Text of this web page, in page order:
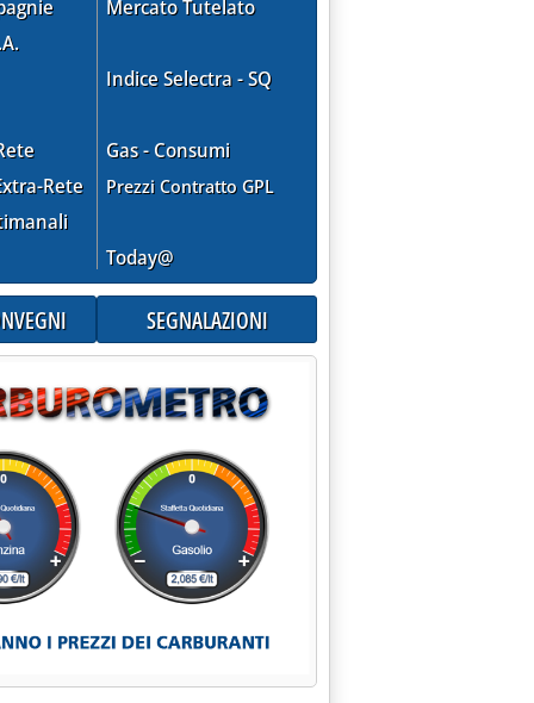
Rete
Mercato Tutelato
Indice Selectra - SQ
Gas - Consumi
Prezzi Contratto GPL
Today@
SEGNALAZIONI